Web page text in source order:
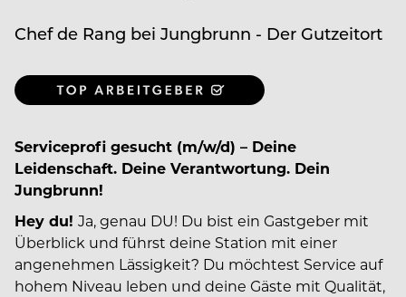
Chef de Rang bei Jungbrunn - Der Gutzeitort
Serviceprofi gesucht (m/w/d) – Deine
Leidenschaft. Deine Verantwortung. Dein
Jungbrunn!
Hey du! Ja, genau DU! Du bist ein Gastgeber mit
Überblick und führst deine Station mit einer
angenehmen Lässigkeit? Du möchtest Service auf
hohem Niveau leben und deine Gäste mit Qualität,